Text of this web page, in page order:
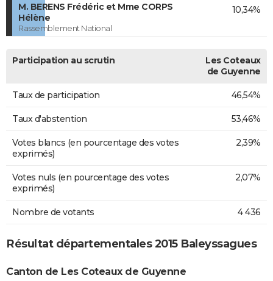
M. BERENS Frédéric et Mme CORPS
Hélène
Rassemblement National
10,34%
Participation au scrutin
Les Coteaux
de Guyenne
Taux de participation 46,54%
Taux d'abstention 53,46%
Votes blancs (en pourcentage des votes
exprimés)
2,39%
Votes nuls (en pourcentage des votes
exprimés)
2,07%
Nombre de votants 4 436
Résultat départementales 2015 Baleyssagues
Canton de Les Coteaux de Guyenne